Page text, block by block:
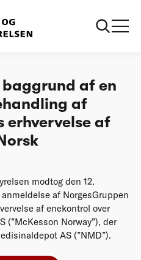
af enekontrol - forenklet
af en
af
erhvervelse af
modtog den 12.
af NorgesGruppen
af enekontrol over
(”McKesson Norway”), der
AS (”NMD”).